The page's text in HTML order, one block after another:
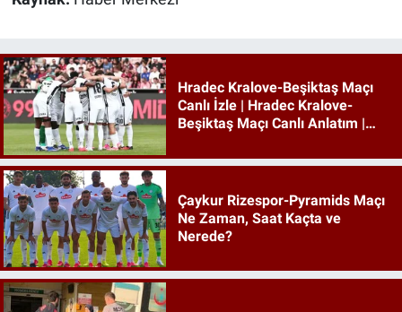
Hradec Kralove-Beşiktaş Maçı
Canlı İzle | Hradec Kralove-
Beşiktaş Maçı Canlı Anlatım |
Çaykur Rizespor-Pyramids Maçı
Ne Zaman, Saat Kaçta ve
Nerede?